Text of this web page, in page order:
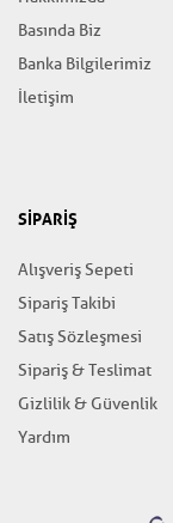
Basında Biz
Banka Bilgilerimiz
İletişim
SİPARİŞ
Alışveriş Sepeti
Sipariş Takibi
Satış Sözleşmesi
Sipariş & Teslimat
Gizlilik & Güvenlik
Yardım